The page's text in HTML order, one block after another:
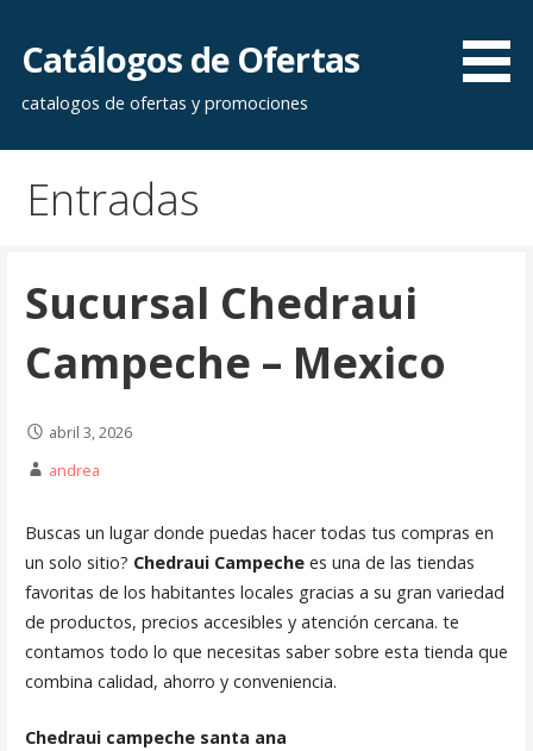
contenido
Catálogos de Ofertas
catalogos de ofertas y promociones
Entradas
Sucursal Chedraui
Campeche – Mexico
abril 3, 2026
andrea
Buscas un lugar donde puedas hacer todas tus compras en
un solo sitio? Chedraui Campechees una de las tiendas
favoritas de los habitantes locales gracias a su gran variedad
de productos, precios accesibles y atención cercana. te
contamos todo lo que necesitas saber sobre esta tienda que
combina calidad, ahorro y conveniencia.
Chedraui campeche santa ana